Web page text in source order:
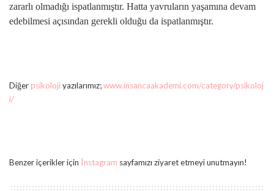
zararlı olmadığı ispatlanmıştır. Hatta yavruların yaşamına devam
edebilmesi açısından gerekli olduğu da ispatlanmıştır.
Diğer psikolojiyazılarımız;www.insancaakademi.com/category/psikoloj
i/
Benzer içerikler için İnstagram sayfamızı ziyaret etmeyi unutmayın!